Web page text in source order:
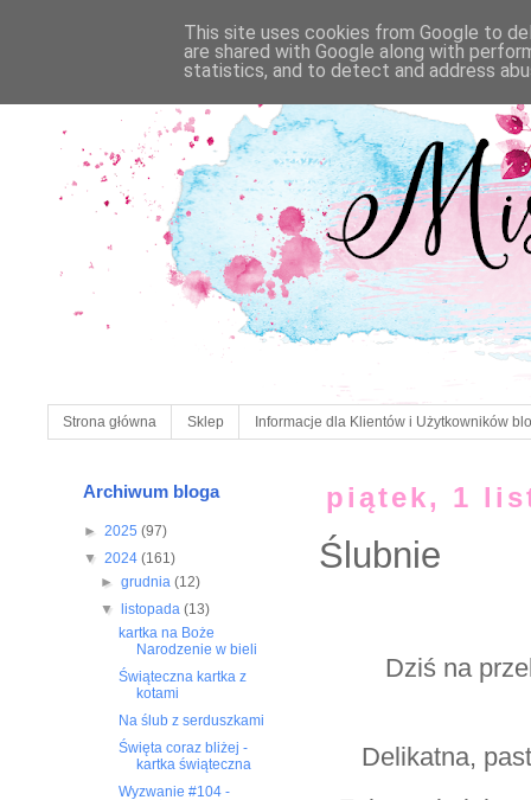
Strona główna Sklep Informacje dla Klientów i Użytkowników
piątek, 1
Ślubnie
Dziś na
Delikatna,
Archiwum bloga
► 2025 (97)
▼ 2024 (161)
►grudnia(12)
▼
listopada(13)
kartka na Boże
Narodzenie w bieli
Świąteczna kartka z
kotami
Na ślub z serduszkami
Święta coraz bliżej -
kartka świąteczna
Wyzwanie #104 -
This site uses cookies from Google to
are shared with Google along with
statistics, and to detect and address